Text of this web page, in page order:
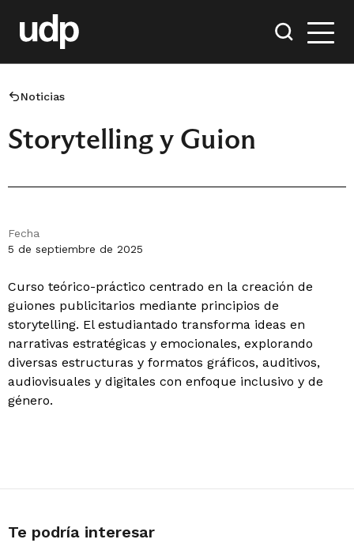
Noticias
Storytelling y Guion
Fecha
5 de septiembre de 2025
Curso teórico-práctico centrado en la creación de
guiones publicitarios mediante principios de
storytelling. El estudiantado transforma ideas en
narrativas estratégicas y emocionales, explorando
diversas estructuras y formatos gráficos, auditivos,
audiovisuales y digitales con enfoque inclusivo y de
género.
Te podría interesar